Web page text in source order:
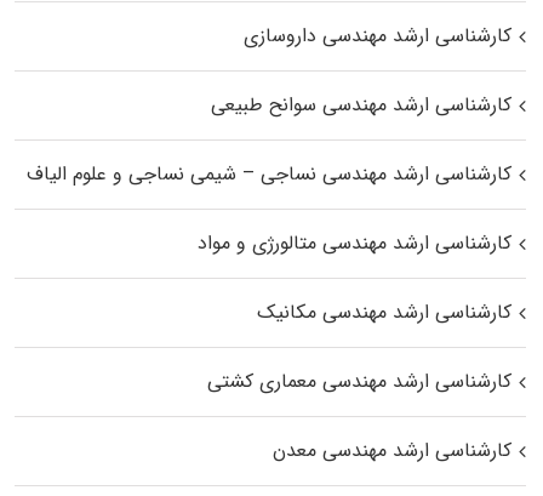
کارشناسی ارشد مهندسی داروسازی
کارشناسی ارشد مهندسی سوانح طبیعی
کارشناسی ارشد مهندسی نساجی – شیمی نساجی و علوم الیاف
کارشناسی ارشد مهندسی متالورژی و مواد
کارشناسی ارشد مهندسی مکانیک
کارشناسی ارشد مهندسی معماری کشتی
کارشناسی ارشد مهندسی معدن